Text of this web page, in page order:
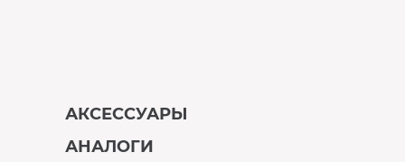
АКСЕССУАРЫ
АНАЛОГИ